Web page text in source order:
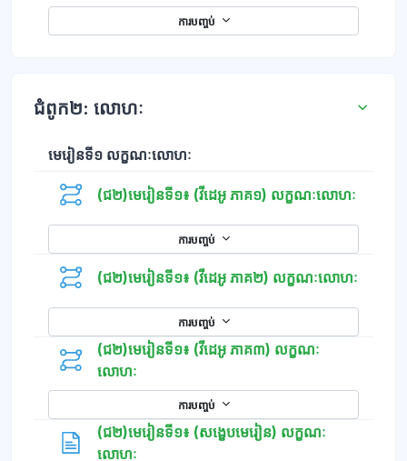
ការបញ្ចប់
ជំពូក២: លោហៈ
មេរៀនទី១ លក្ខណៈលោហៈ
(ជ២)មេរៀនទី១៖ (វីដេអូ ភាគ១) លក្ខណៈលោហៈ
ការបញ្ចប់
(ជ២)មេរៀនទី១៖ (វីដេអូ ភាគ២) លក្ខណៈលោហៈ
ការបញ្ចប់
(ជ២)មេរៀនទី១៖ (វីដេអូ ភាគ៣) លក្ខណៈ
លោហៈ
ការបញ្ចប់
(ជ២)មេរៀនទី១៖ (សង្ខេបមេរៀន) លក្ខណៈ
លោហៈ